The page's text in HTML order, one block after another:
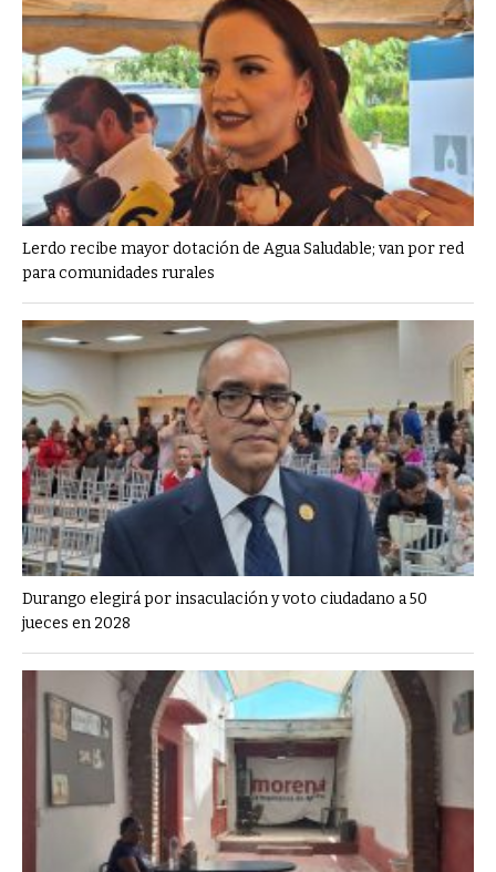
Lerdo recibe mayor dotación de Agua Saludable; van por red
para comunidades rurales
Durango elegirá por insaculación y voto ciudadano a 50
jueces en 2028